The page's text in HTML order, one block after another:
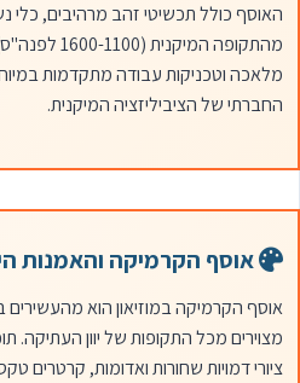
האוסף כולל תכשיטי זהב מרהיבים, כלי
מהתקופה
מלאכה וטכניקות עבודה מתקדמות
החברתי של הציביליזציה המיקנית.
אוסף הקרמיקה והאמנות
אוסף הקרמיקה במוזיאון הוא מהעשירים
מצוירים מכל התקופות של יוון העתיקה.